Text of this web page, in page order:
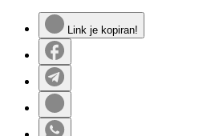
Link je kopiran!